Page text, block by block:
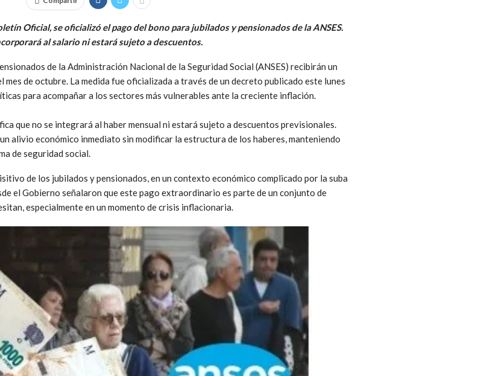
Oficial, se oficializó el pago del bono para jubilados y pensionados de la ANSES.
al salario ni estará sujeto a descuentos.
de la Administración Nacional de la Seguridad Social (ANSES) recibirán un
de octubre. La medida fue oficializada a través de un decreto publicado este lunes
para acompañar a los sectores más vulnerables ante la creciente inflación.
que no se integrará al haber mensual ni estará sujeto a descuentos previsionales.
alivio económico inmediato sin modificar la estructura de los haberes, manteniendo
de seguridad social.
de los jubilados y pensionados, en un contexto económico complicado por la suba
el Gobierno señalaron que este pago extraordinario es parte de un conjunto de
especialmente en un momento de crisis inflacionaria.